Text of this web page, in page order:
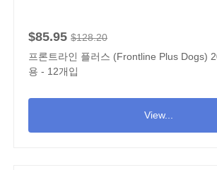
$85.95 $128.20
프론트라인 플러스 (Frontline Plus Dogs)
용 - 12개입
View...